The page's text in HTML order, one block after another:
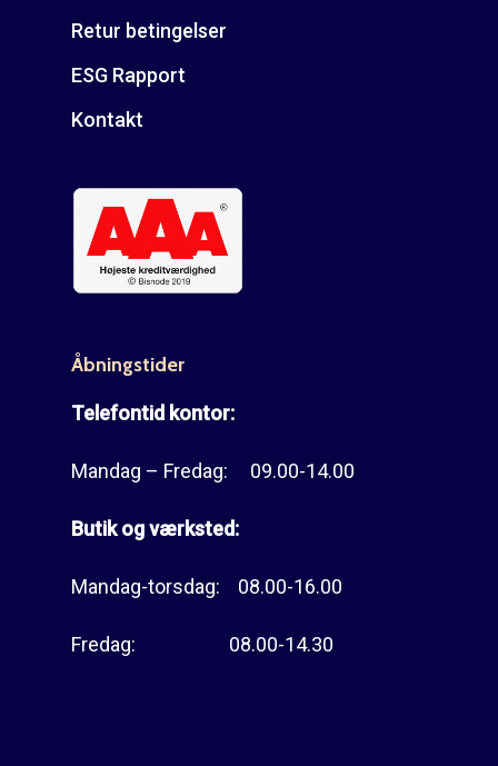
Retur betingelser
ESG Rapport
Kontakt
Åbningstider
Telefontid kontor:
Mandag – Fredag: 09.00-14.00
Butik og værksted:
Mandag-torsdag: 08.00-16.00
Fredag: 08.00-14.30